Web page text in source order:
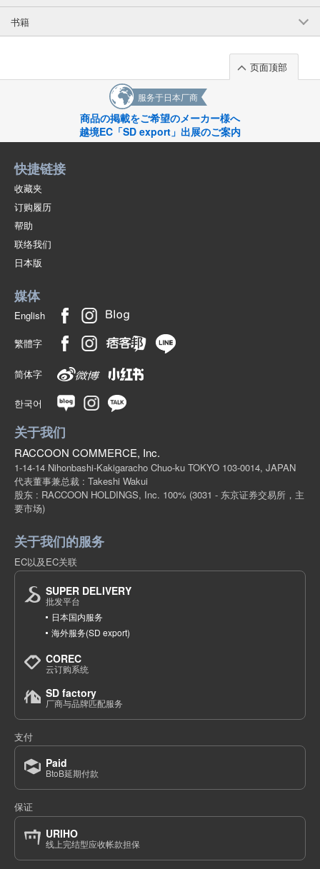
书籍
页面顶部
服务于日本厂商
商品の掲載をご希望のメーカー様へ
越境EC「SD export」出展のご案内
快捷链接
收藏夹
订购履历
帮助
联络我们
日本版
媒体
English
繁體字
简体字
한국어
关于我们
RACCOON COMMERCE, Inc.
1-14-14 Nihonbashi-Kakigaracho Chuo-ku TOKYO 103-0014, JAPAN
代表董事兼总裁 : Takeshi Wakui
股东 : RACCOON HOLDINGS, Inc. 100% (3031 - 东京证券交易所，主
要市场)
关于我们的服务
EC以及EC关联
SUPER DELIVERY
批发平台
日本国内服务
海外服务(SD export)
COREC
云订购系统
SD factory
厂商与品牌匹配服务
支付
Paid
BtoB延期付款
保证
URIHO
线上完结型应收帐款担保